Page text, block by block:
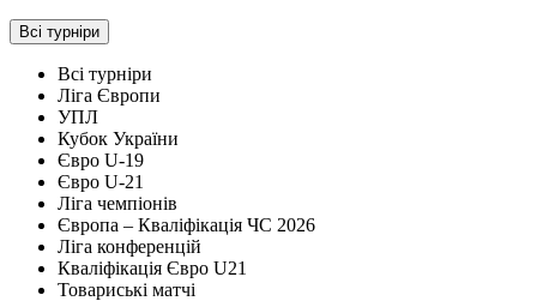
Всі турніри
Всі турніри
Ліга Європи
УПЛ
Кубок України
Євро U-19
Євро U-21
Ліга чемпіонів
Європа – Кваліфікація ЧС 2026
Ліга конференцій
Кваліфікація Євро U21
Товариські матчі